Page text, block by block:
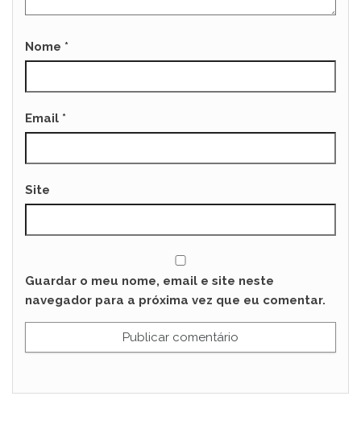
Nome *
Email *
Site
Guardar o meu nome, email e site neste
navegador para a próxima vez que eu comentar.